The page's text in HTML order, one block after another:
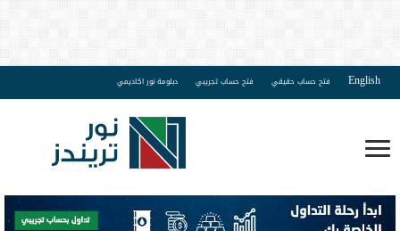
English فتح حساب حقيقي فتح حساب تجريبي دبلومة نور اكاديمي